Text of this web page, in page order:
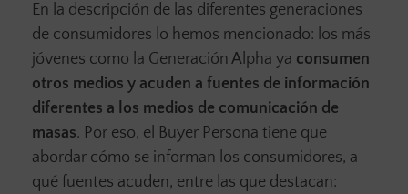
En la descripción de las diferentes generaciones
de consumidores lo hemos mencionado: los más
jóvenes como la Generación Alpha ya consumen
otros medios y acuden a fuentes de información
diferentes a los medios de comunicación de
masas. Por eso, el Buyer Persona tiene que
abordar cómo se informan los consumidores, a
qué fuentes acuden, entre las que destacan: